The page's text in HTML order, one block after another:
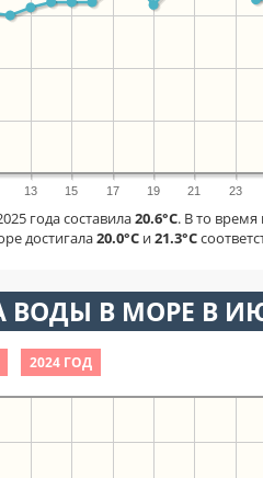
13 15 17 19 21 23
года составила20.6°C. В то
достигала20.0°C и21.3°C
ВОДЫ В МОРЕ В
2024 ГОД